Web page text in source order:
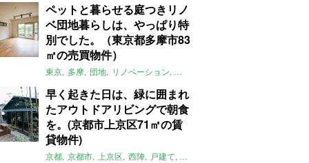
ペットと暮らせる庭つきリノ
ベ団地暮らしは、やっぱり特
別でした。（東京都多摩市83
㎡の売買物件）
東京 多摩 団地 リノベーション 庭
早く起きた日は、緑に囲まれ
たアウトドアリビングで朝食
を。(京都市上京区71㎡の賃
貸物件)
京都 京都市 上京区 西陣 戸建て 平屋